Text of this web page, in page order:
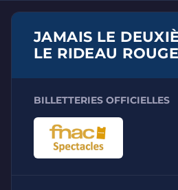
JAMAIS LE
LE RIDEAU
BILLETTERIES OFFICIELLES